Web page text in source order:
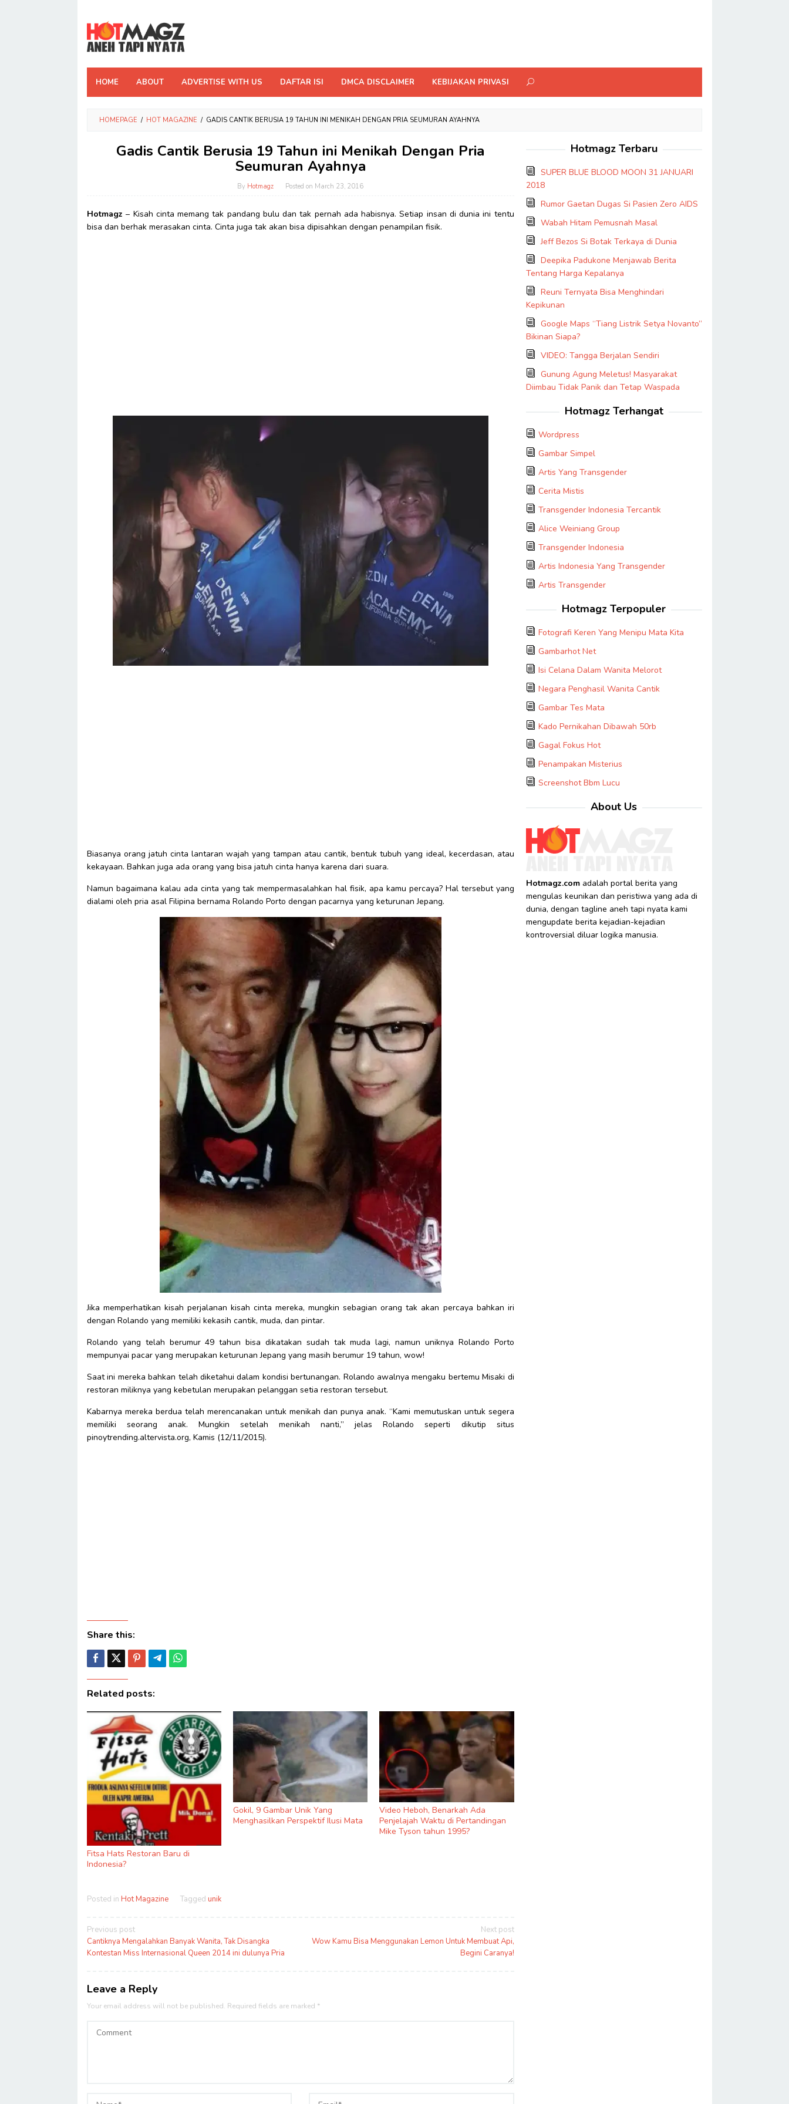
content
HOME ABOUT ADVERTISE WITH US DAFTAR ISI DMCA DISCLAIMER KEBIJAKAN PRIVASI
HOMEPAGE / HOT MAGAZINE / GADIS CANTIK BERUSIA 19 TAHUN INI MENIKAH DENGAN PRIA SEUMURAN AYAHNYA
Gadis Cantik Berusia 19 Tahun ini Menikah Dengan Pria
Seumuran Ayahnya
By Hotmagz Posted on March 23, 2016
Hotmagz– Kisah cinta memang tak pandang bulu dan tak pernah ada habisnya. Setiap insan di dunia ini tentu
bisa dan berhak merasakan cinta. Cinta juga tak akan bisa dipisahkan dengan penampilan fisik.
Biasanya orang jatuh cinta lantaran wajah yang tampan atau cantik, bentuk tubuh yang ideal, kecerdasan, atau
kekayaan. Bahkan juga ada orang yang bisa jatuh cinta hanya karena dari suara.
Namun bagaimana kalau ada cinta yang tak mempermasalahkan hal fisik, apa kamu percaya? Hal tersebut yang
dialami oleh pria asal Filipina bernama Rolando Porto dengan pacarnya yang keturunan Jepang.
Jika memperhatikan kisah perjalanan kisah cinta mereka, mungkin sebagian orang tak akan percaya bahkan iri
dengan Rolando yang memiliki kekasih cantik, muda, dan pintar.
Rolando yang telah berumur 49 tahun bisa dikatakan sudah tak muda lagi, namun uniknya Rolando Porto
mempunyai pacar yang merupakan keturunan Jepang yang masih berumur 19 tahun, wow!
Saat ini mereka bahkan telah diketahui dalam kondisi bertunangan. Rolando awalnya mengaku bertemu Misaki di
restoran miliknya yang kebetulan merupakan pelanggan setia restoran tersebut.
Kabarnya mereka berdua telah merencanakan untuk menikah dan punya anak. “Kami memutuskan untuk segera
memiliki seorang anak. Mungkin setelah menikah nanti,” jelas Rolando seperti dikutip situs
pinoytrending.altervista.org, Kamis (12/11/2015).
Share this:
Related posts:
Fitsa Hats Restoran Baru di
Indonesia?
Gokil, 9 Gambar Unik Yang
Menghasilkan Perspektif Ilusi Mata
Video Heboh, Benarkah Ada
Penjelajah Waktu di Pertandingan
Mike Tyson tahun 1995?
Posted in Hot Magazine Tagged unik
Post
navigation
Previous post
Cantiknya Mengalahkan Banyak Wanita, Tak Disangka
Kontestan Miss Internasional Queen 2014 ini dulunya Pria
Next post
Wow Kamu Bisa Menggunakan Lemon Untuk Membuat Api,
Begini Caranya!
Leave a Reply
Your email address will not be published. Required fields are marked *
Hotmagz Terbaru
SUPER BLUE BLOOD MOON 31 JANUARI
2018
Rumor Gaetan Dugas Si Pasien Zero AIDS
Wabah Hitam Pemusnah Masal
Jeff Bezos Si Botak Terkaya di Dunia
Deepika Padukone Menjawab Berita
Tentang Harga Kepalanya
Reuni Ternyata Bisa Menghindari
Kepikunan
Google Maps “Tiang Listrik Setya Novanto”
Bikinan Siapa?
VIDEO: Tangga Berjalan Sendiri
Gunung Agung Meletus! Masyarakat
Diimbau Tidak Panik dan Tetap Waspada
Hotmagz Terhangat
Wordpress
Gambar Simpel
Artis Yang Transgender
Cerita Mistis
Transgender Indonesia Tercantik
Alice Weiniang Group
Transgender Indonesia
Artis Indonesia Yang Transgender
Artis Transgender
Hotmagz Terpopuler
Fotografi Keren Yang Menipu Mata Kita
Gambarhot Net
Isi Celana Dalam Wanita Melorot
Negara Penghasil Wanita Cantik
Gambar Tes Mata
Kado Pernikahan Dibawah 50rb
Gagal Fokus Hot
Penampakan Misterius
Screenshot Bbm Lucu
About Us
Hotmagz.comadalah portal berita yang
mengulas keunikan dan peristiwa yang ada di
dunia, dengan tagline aneh tapi nyata kami
mengupdate berita kejadian-kejadian
kontroversial diluar logika manusia.